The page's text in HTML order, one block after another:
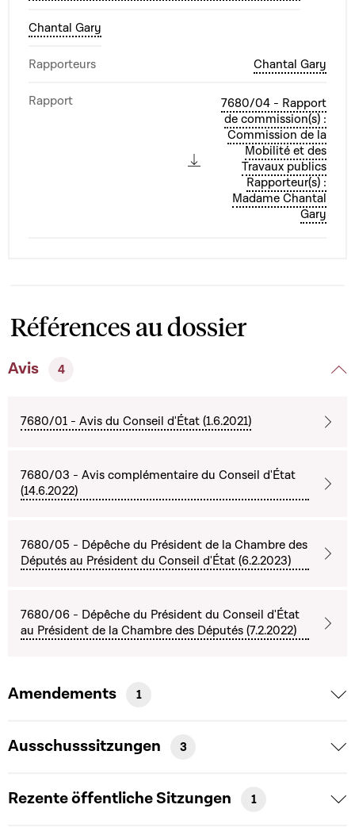
Chantal Gary
Rapporteurs Chantal Gary
Rapport
7680/04 - Rapport
de commission(s) :
Commission de la
Mobilité et des
Travaux publics
Rapporteur(s) :
Madame Chantal
Gary
Références au dossier
Avis 4
7680/01 - Avis du Conseil d'État (1.6.2021)
7680/03 - Avis complémentaire du Conseil d'État
(14.6.2022)
7680/05 - Dépêche du Président de la Chambre des
Députés au Président du Conseil d'État (6.2.2023)
7680/06 - Dépêche du Président du Conseil d'État
au Président de la Chambre des Députés (7.2.2022)
Amendements 1
Ausschusssitzungen 3
Rezente öffentliche Sitzungen 1